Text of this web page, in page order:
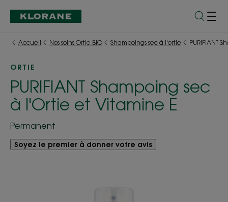
Accueil Nos soins Ortie BIO Shampoings sec à l'ortie PURIFIANT
ORTIE
PURIFIANT Shampoing sec
à l'Ortie et Vitamine E
Permanent
Soyez le premier à donner votre avis